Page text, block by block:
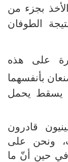
بجزء من
الطوفان
على هذه
بأنفسهما
يسقط يحمل
قادرون
ونحن على
في حين أنّ ما